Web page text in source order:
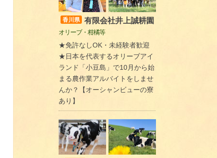
香川県 有限会社井上誠耕園
オリーブ・柑橘等
★免許なしOK・未経験者歓迎
★日本を代表するオリーブアイ
ランド「小豆島」で10月から始
まる農作業アルバイトをしませ
んか？【オーシャンビューの寮
あり】